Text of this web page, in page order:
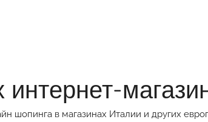
интернет-
шопинга в магазинах Италии и других